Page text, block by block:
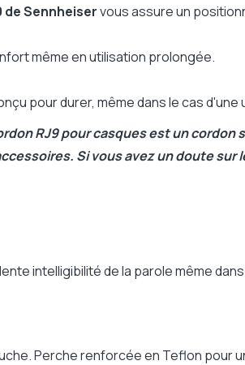
de Sennheiservous assure un
même en utilisation prolongée.
pour durer, même dans le cas
RJ9 pour casques est un cordon
Si vous avez un doute sur
intelligibilité de la parole même
Perche renforcée en Teflon pour